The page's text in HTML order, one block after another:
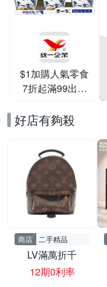
$1加購人氣零食
7折起滿99出貨
好店有夠殺
商店 二手精品
LV滿萬折千
12期0利率